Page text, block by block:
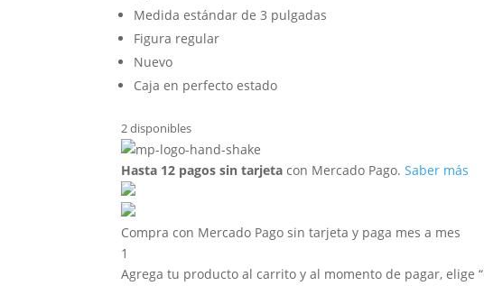
Medida estándar de 3 pulgadas
Figura regular
Nuevo
Caja en perfecto estado
2 disponibles
Hasta 12 pagos sin tarjeta con Mercado Pago. Saber más
Compra con Mercado Pago sin tarjeta y paga mes a mes
1
Agrega tu producto al carrito y al momento de pagar, elige